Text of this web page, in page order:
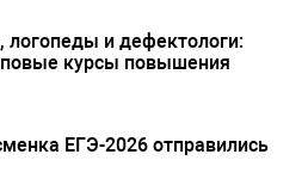
логопеды и дефектологи:
курсы повышения
ЕГЭ-2026 отправились